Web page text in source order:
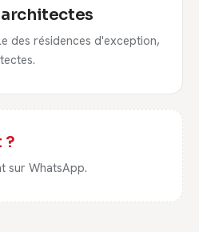
architectes
des résidences d'exception,
?
sur WhatsApp.